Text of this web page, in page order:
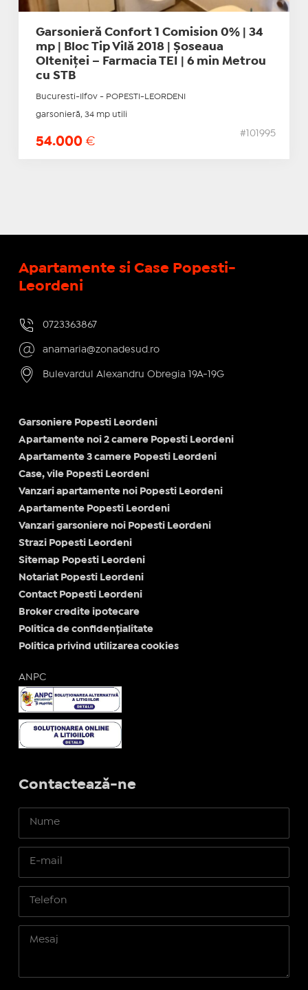
Garsonieră Confort 1 Comision 0% | 34
mp | Bloc Tip Vilă 2018 | Șoseaua
Olteniței – Farmacia TEI | 6 min Metrou
cu STB
Bucuresti-Ilfov - POPESTI-LEORDENI
garsonieră, 34 mp utili
54.000 €
#101995
Apartamente si Case Popesti-
Leordeni
0723363867
anamaria@zonadesud.ro
Bulevardul Alexandru Obregia 19A-19G
Garsoniere Popesti Leordeni
Apartamente noi 2 camere Popesti Leordeni
Apartamente 3 camere Popesti Leordeni
Case, vile Popesti Leordeni
Vanzari apartamente noi Popesti Leordeni
Apartamente Popesti Leordeni
Vanzari garsoniere noi Popesti Leordeni
Strazi Popesti Leordeni
Sitemap Popesti Leordeni
Notariat Popesti Leordeni
Contact Popesti Leordeni
Broker credite ipotecare
Politica de confidențialitate
Politica privind utilizarea cookies
ANPC
Contactează-ne